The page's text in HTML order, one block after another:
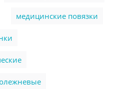
медицинские повязки